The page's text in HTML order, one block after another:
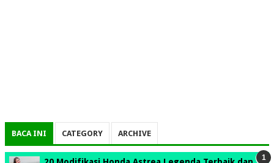
BACA INI CATEGORY ARCHIVE